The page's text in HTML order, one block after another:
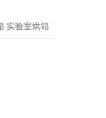
实验室烘箱